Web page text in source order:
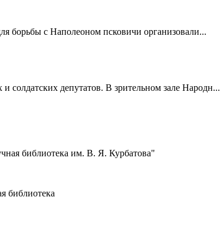
борьбы с Наполеоном псковичи организовали...
солдатских депутатов. В зрительном зале Народн...
библиотека им. В. Я. Курбатова"
библиотека